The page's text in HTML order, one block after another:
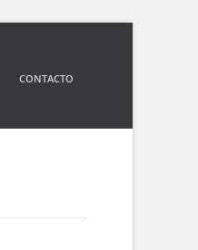
CONTACTO